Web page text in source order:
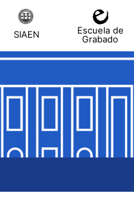
SIAEN
Escuela de
Grabado